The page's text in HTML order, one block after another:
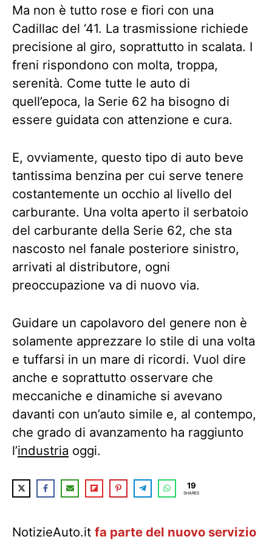
Ma non è tutto rose e fiori con una
Cadillac del ‘41. La trasmissione richiede
precisione al giro, soprattutto in scalata. I
freni rispondono con molta, troppa,
serenità. Come tutte le auto di
quell’epoca, la Serie 62 ha bisogno di
essere guidata con attenzione e cura.
E, ovviamente, questo tipo di auto beve
tantissima benzina per cui serve tenere
costantemente un occhio al livello del
carburante. Una volta aperto il serbatoio
del carburante della Serie 62, che sta
nascosto nel fanale posteriore sinistro,
arrivati al distributore, ogni
preoccupazione va di nuovo via.
Guidare un capolavoro del genere non è
solamente apprezzare lo stile di una volta
e tuffarsi in un mare di ricordi. Vuol dire
anche e soprattutto osservare che
meccaniche e dinamiche si avevano
davanti con un’auto simile e, al contempo,
che grado di avanzamento ha raggiunto
l’industria oggi.
19
SHARES
NotizieAuto.it fa parte del nuovo servizio